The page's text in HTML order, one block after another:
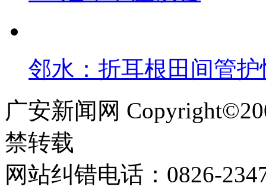
邻水：折耳根田间管
广安新闻网
禁转载
网站纠错电话：0826-